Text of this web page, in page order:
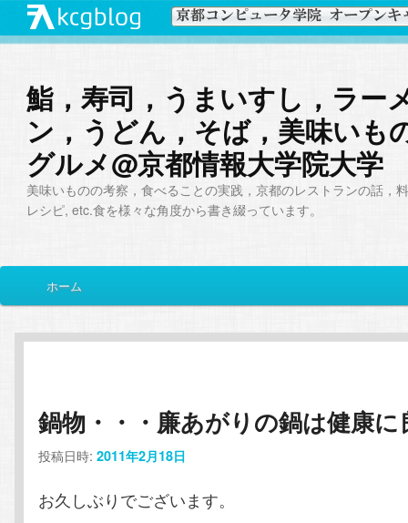
鮨，寿司，うまいすし，ラー
ン，うどん，そば，美味いも
グルメ@京都情報大学院大学
美味いものの考察，食べることの実践，京都のレストランの話，
レシピ, etc.食を様々な角度から書き綴っています。
イ
メ
イ
コ
ン
テ
サ
ブ
ン
テ
ン
ホーム
鍋物・・・廉あがりの鍋は健康に
投稿日時:2011年2月18日
お久しぶりでございます。